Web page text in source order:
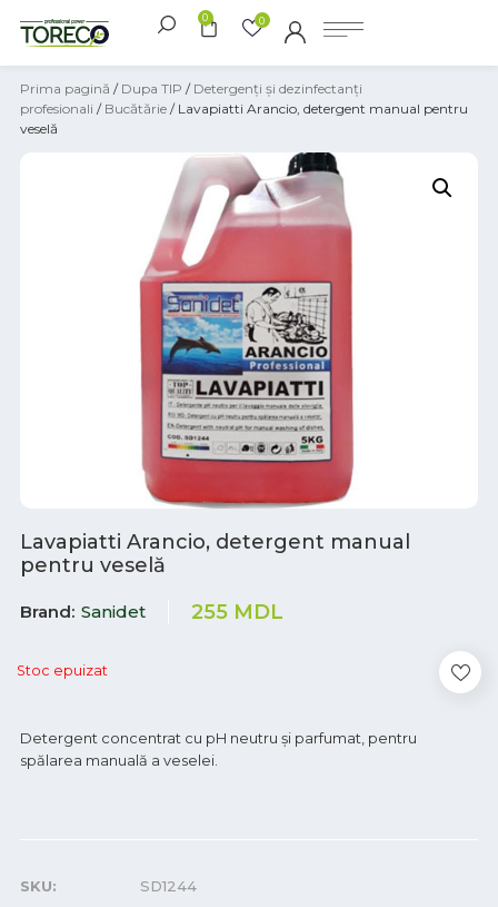
0 0
Prima pagină / Dupa TIP / Detergenți și dezinfectanți
profesionali / Bucătărie / Lavapiatti Arancio, detergent manual pentru
veselă
Lavapiatti Arancio, detergent manual
pentru veselă
Brand Sanidet 255 MDL
Stoc epuizat
Detergent concentrat cu pH neutru şi parfumat, pentru
spălarea manuală a veselei.
SKU:
SD1244